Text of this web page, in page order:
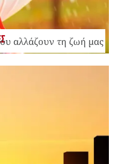
αλλάζουν τη ζωή μας